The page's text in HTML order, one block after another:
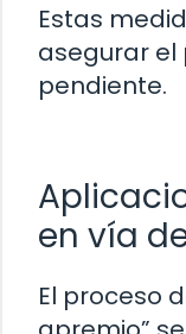
Estas
asegurar el
pendiente.
en vía
El proceso